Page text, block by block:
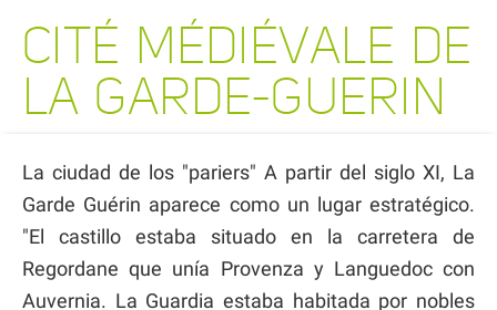
CITÉ MÉDIÉVALE DE
LA GARDE-GUERIN
La ciudad de los "pariers" A partir del siglo XI, La
Garde Guérin aparece como un lugar estratégico.
"El castillo estaba situado en la carretera de
Regordane que unía Provenza y Languedoc con
Auvernia. La Guardia estaba habitada por nobles